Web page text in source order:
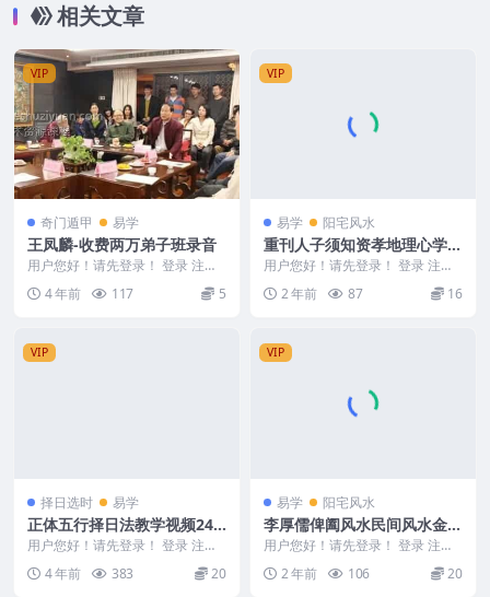
相关文章
VIP
奇门遁甲 易学
王凤麟-收费两万弟子班录音
用户您好！请先登录！ 登录 注册
号：2337D0...
4 年前 117 5
VIP
易学 阳宅风水
重刊人子须知资孝地理心学统
宗2版本
用户您好！请先登录！ 登录 注册
重刊人子须知资孝地理心学统宗 2
403021
2 年前 87 16
VIP
择日选时 易学
正体五行择日法教学视频24
集+讲义pdf
用户您好！请先登录！ 登录 注册
日课全科高级研修班庚子年正体五
行择日法 日课全...
4 年前 383 20
VIP
易学 阳宅风水
李厚儒俾阖风水民间风水金锁
玉关过路阴阳 G
用户您好！请先登录！ 登录 注册
李厚儒俾阖风水民间风水金锁玉关
过路阴阳 视频+...
2 年前 106 20